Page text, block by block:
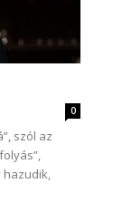
0
szól az
hazudik,